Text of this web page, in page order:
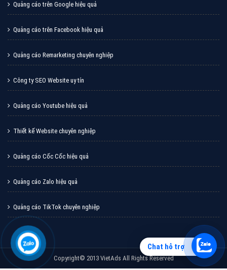
Chat hỗ trợ
Quảng cáo trên Google hiệu quả
Quảng cáo trên Facebook hiệu quả
Quảng cáo Remarketing chuyên nghiệp
Công ty SEO Website uy tín
Quảng cáo Youtube hiệu quả
Thiết kế Website chuyên nghiệp
Quảng cáo Cốc Cốc hiệu quả
Quảng cáo Zalo hiệu quả
Quảng cáo TikTok chuyên nghiệp
Copyright© 2013 VietAds All Rights Reserved